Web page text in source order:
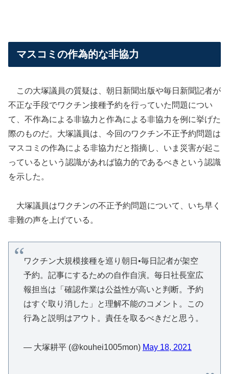
マスコミの作為的な非協力
この大塚議員の質疑は、朝日新聞出版や毎日新聞記者が
不正な手段でワクチン接種予約を行っていた問題につい
て、不作為による非協力と作為による非協力を例に挙げた
際のものだ。大塚議員は、今回のワクチン不正予約問題は
マスコミの作為による非協力だと指摘し、いま災害が起こ
っているという認識があれば協力的であるべきという認識
を示した。
大塚議員はワクチンの不正予約問題について、いち早く
非難の声を上げている。
ワクチン大規模接種を巡り朝日•毎日記者が架空
予約。記事にするための自作自演。毎日社長室広
報担当は「確認作業は公益性が高いと判断。予約
はすぐ取り消した」と理解不能のコメント。この
行為と説明はアウト。責任を取るべきだと思う。
— 大塚耕平 (@kouhei1005mon) May 18, 2021